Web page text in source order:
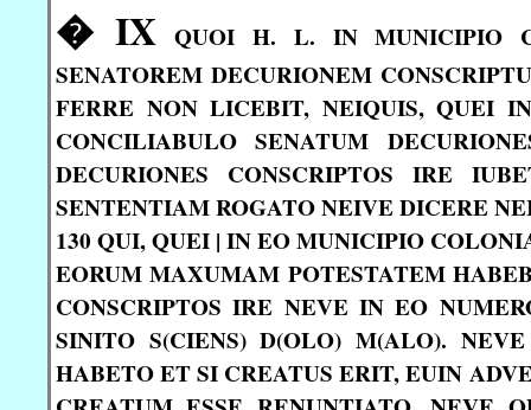
� IX QUOI H. L. IN MUNICIPIO
SENATOREM DECURIONEM
FERRE NON LICEBIT, NEIQUIS, QUEI
CONCILIABULO SENATUM
DECURIONES CONSCRIPTOS IRE
SENTENTIAM ROGATO NEIVE DICERE
130 QUI, QUEI | IN EO MUNICIPIO
EORUM MAXUMAM POTESTATEM
CONSCRIPTOS IRE NEVE IN EO
SINITO S(CIENS) D(OLO) M(ALO).
HABETO ET SI CREATUS ERIT, EUIN